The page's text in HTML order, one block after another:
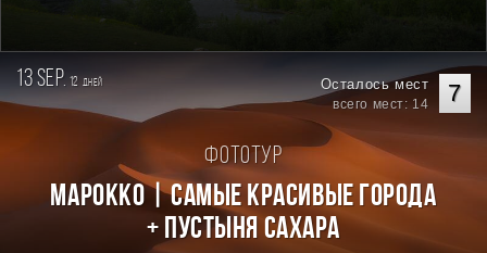
13 sep. 12 дней 7
Осталось мест
всего мест: 14
Фототур
Марокко | Самые красивые города
+ пустыня Сахара